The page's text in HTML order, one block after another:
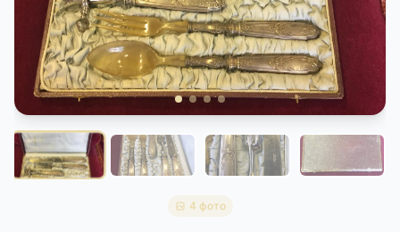
КОНТАКТЫ
ДОСТАВКА И ОПЛАТА
4 фото